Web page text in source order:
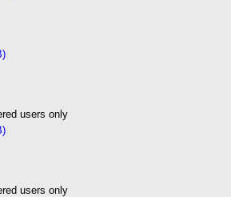
users only
users only